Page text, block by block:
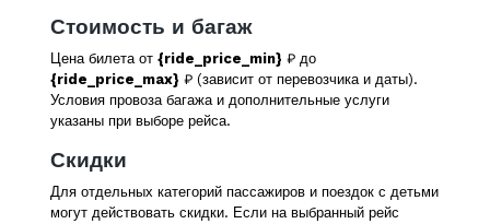
Стоимость и багаж
Цена билета от {ride_price_min} ₽ до
{ride_price_max} ₽ (зависит от перевозчика и даты).
Условия провоза багажа и дополнительные услуги
указаны при выборе рейса.
Скидки
Для отдельных категорий пассажиров и поездок с детьми
могут действовать скидки. Если на выбранный рейс